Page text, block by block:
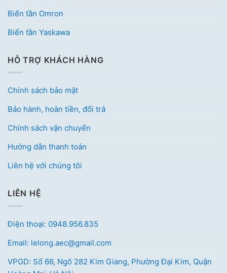
Biến tần Omron
Biến tần Yaskawa
HỖ TRỢ KHÁCH HÀNG
Chính sách bảo mật
Bảo hành, hoàn tiền, đổi trả
Chính sách vận chuyển
Hướng dẫn thanh toán
Liên hệ với chúng tôi
LIÊN HỆ
Điện thoại: 0948.956.835
Email: lelong.aec@gmail.com
VPGD: Số 66, Ngõ 282 Kim Giang, Phường Đại Kim, Quận